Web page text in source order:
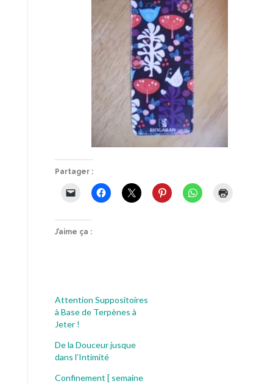
Partager :
J’aime ça :
Attention Suppositoires
à Base de Terpènes à
Jeter !
De la Douceur jusque
dans l’Intimité
Confinement [ semaine